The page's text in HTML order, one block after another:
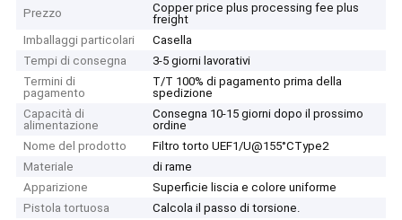
Prezzo
Copper price plus processing fee plus
freight
Imballaggi particolari
Casella
Tempi di consegna
3-5 giorni lavorativi
Termini di
pagamento
T/T 100% di pagamento prima della
spedizione
Capacità di
alimentazione
Consegna 10-15 giorni dopo il prossimo
ordine
Nome del prodotto
Filtro torto UEF1/U@155°CType2
Materiale
di rame
Apparizione
Superficie liscia e colore uniforme
Pistola tortuosa
Calcola il passo di torsione.